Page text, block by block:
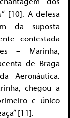
[10]. A defesa
da suposta
contestada
– Marinha,
de Braga
Aeronáutica,
chegou a
e único
[11].